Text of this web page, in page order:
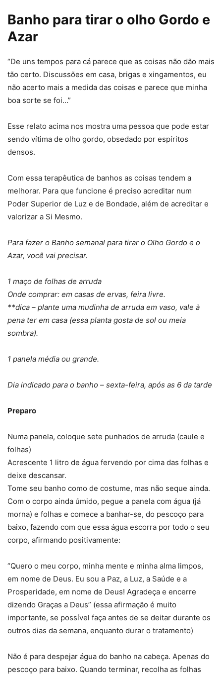
Banho para tirar o olho Gordo e
Azar
“De uns tempos para cá parece que as coisas não dão mais
tão certo. Discussões em casa, brigas e xingamentos, eu
não acerto mais a medida das coisas e parece que minha
boa sorte se foi…”
Esse relato acima nos mostra uma pessoa que pode estar
sendo vítima de olho gordo, obsedado por espíritos
densos.
Com essa terapêutica de banhos as coisas tendem a
melhorar. Para que funcione é preciso acreditar num
Poder Superior de Luz e de Bondade, além de acreditar e
valorizar a Si Mesmo.
Para fazer o Banho semanal para tirar o Olho Gordo e o
Azar, você vai precisar.
1 maço de folhas de arruda
Onde comprar: em casas de ervas, feira livre.
**dica – plante uma mudinha de arruda em vaso, vale à
pena ter em casa (essa planta gosta de sol ou meia
sombra).
1 panela média ou grande.
Dia indicado para o banho – sexta-feira, após as 6 da tarde
Preparo
Numa panela, coloque sete punhados de arruda (caule e
folhas)
Acrescente 1 litro de água fervendo por cima das folhas e
deixe descansar.
Tome seu banho como de costume, mas não seque ainda.
Com o corpo ainda úmido, pegue a panela com água (já
morna) e folhas e comece a banhar-se, do pescoço para
baixo, fazendo com que essa água escorra por todo o seu
corpo, afirmando positivamente:
“Quero o meu corpo, minha mente e minha alma limpos,
em nome de Deus. Eu sou a Paz, a Luz, a Saúde e a
Prosperidade, em nome de Deus! Agradeça e encerre
dizendo Graças a Deus” (essa afirmação é muito
importante, se possível faça antes de se deitar durante os
outros dias da semana, enquanto durar o tratamento)
Não é para despejar água do banho na cabeça. Apenas do
pescoço para baixo. Quando terminar, recolha as folhas